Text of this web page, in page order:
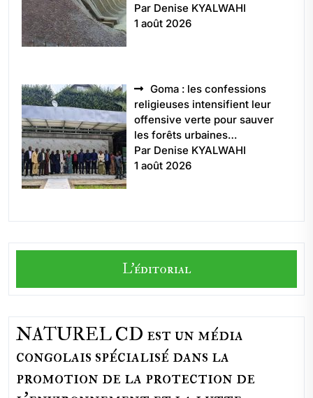
Par Denise KYALWAHI
1 août 2026
Goma : les confessions
religieuses intensifient leur
offensive verte pour sauver
les forêts urbaines…
Par Denise KYALWAHI
1 août 2026
L'éditorial
NATUREL CD est un média
congolais spécialisé dans la
promotion de la protection de